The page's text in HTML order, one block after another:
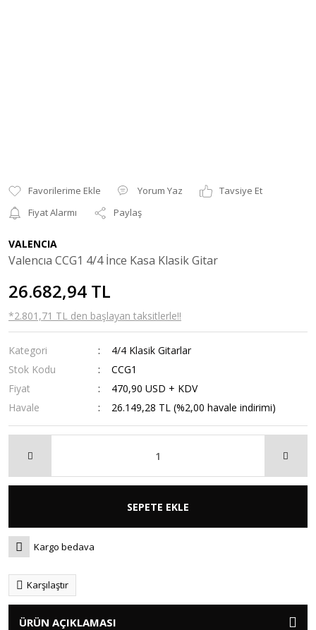
Yorum Yaz
Tavsiye Et
Fiyat Alarmı
Paylaş
VALENCIA
Valencıa CCG1 4/4 İnce Kasa Klasik Gitar
26.682,94 TL
*2.801,71 TL den başlayan taksitlerle!!
Kategori
4/4 Klasik Gitarlar
Stok Kodu
CCG1
Fiyat
470,90 USD + KDV
Havale
26.149,28 TL (%2,00 havale indirimi)
SEPETE EKLE
Kargo bedava
Karşılaştır
ÜRÜN AÇIKLAMASI